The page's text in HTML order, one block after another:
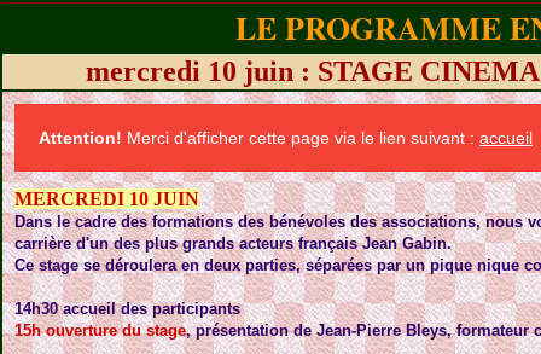
LE PROGRAMME
mercredi 10 juin : STAGE
Attention! Merci d'afficher cette page via le lien suivant : accueil
MERCREDI 10 JUIN
Dans le cadre des formations des bénévoles des associations, nous
carrière d'un des plus grands acteurs français Jean Gabin.
Ce stage se déroulera en deux parties, séparées par un pique nique
14h30 accueil des participants
15h ouverture du stage, présentation de Jean-Pierre Bleys,